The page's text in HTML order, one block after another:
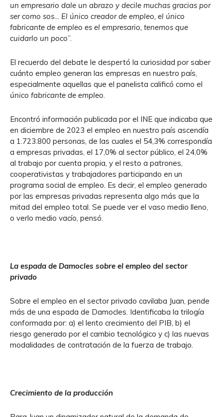
un empresario dale un abrazo y decile muchas gracias por
ser como sos… El único creador de empleo, el único
fabricante de empleo es el empresario, tenemos que
cuidarlo un poco”.
El recuerdo del debate le despertó la curiosidad por saber
cuánto empleo generan las empresas en nuestro país,
especialmente aquellas que el panelista calificó como el
único fabricante de empleo.
Encontró información publicada por el INE que indicaba que
en diciembre de 2023 el empleo en nuestro país ascendía
a 1.723.800 personas, de las cuales el 54,3% correspondía
a empresas privadas, el 17,0% al sector público, el 24,0%
al trabajo por cuenta propia, y el resto a patrones,
cooperativistas y trabajadores participando en un
programa social de empleo. Es decir, el empleo generado
por las empresas privadas representa algo más que la
mitad del empleo total. Se puede ver el vaso medio lleno,
o verlo medio vacío, pensó.
La espada de Damocles sobre el empleo del sector
privado
Sobre el empleo en el sector privado cavilaba Juan, pende
más de una espada de Damocles. Identificaba la trilogía
conformada por: a) el lento crecimiento del PIB, b) el
riesgo generado por el cambio tecnológico y c) las nuevas
modalidades de contratación de la fuerza de trabajo.
Crecimiento de la producción